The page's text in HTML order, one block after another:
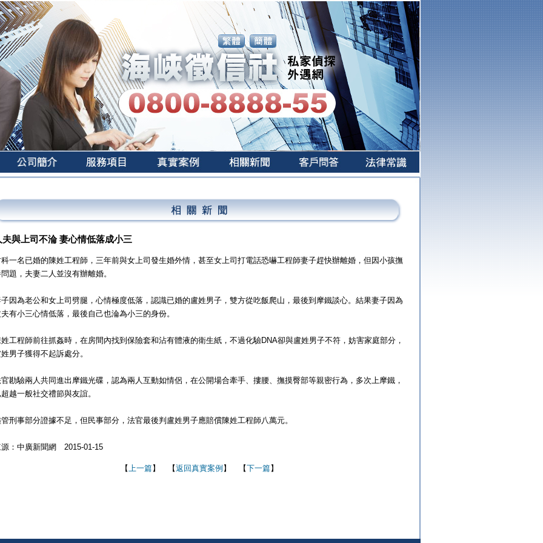
夫與上司不淪 妻心情低落成小三
一名已婚的陳姓工程師，三年前與女上司發生婚外情，甚至女上司打電話恐嚇工程師妻子趕快辦離婚，但因小孩撫
題，夫妻二人並沒有辦離婚。
因為老公和女上司劈腿，心情極度低落，認識已婚的盧姓男子，雙方從吃飯爬山，最後到摩鐵談心。結果妻子因為
有小三心情低落，最後自己也淪為小三的身份。
工程師前往抓姦時，在房間內找到保險套和沾有體液的衛生紙，不過化驗DNA卻與盧姓男子不符，妨害家庭部分，
男子獲得不起訴處分。
勘驗兩人共同進出摩鐵光碟，認為兩人互動如情侶，在公開場合牽手、摟腰、撫摸臀部等親密行為，多次上摩鐵，
越一般社交禮節與友誼。
刑事部分證據不足，但民事部分，法官最後判盧姓男子應賠償陳姓工程師八萬元。
：中廣新聞網 2015-01-15
【上一篇 】 【返回真實案例 】 【下一篇 】